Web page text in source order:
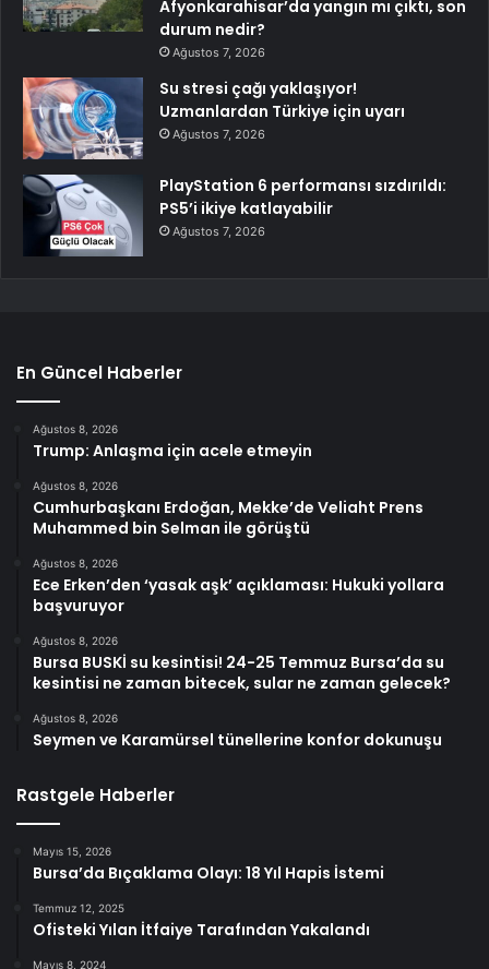
Afyonkarahisar’da yangın mı çıktı, son
durum nedir?
Ağustos 7, 2026
Su stresi çağı yaklaşıyor!
Uzmanlardan Türkiye için uyarı
Ağustos 7, 2026
PlayStation 6 performansı sızdırıldı:
PS5’i ikiye katlayabilir
Ağustos 7, 2026
En Güncel Haberler
Ağustos 8, 2026
Trump: Anlaşma için acele etmeyin
Ağustos 8, 2026
Cumhurbaşkanı Erdoğan, Mekke’de Veliaht Prens
Muhammed bin Selman ile görüştü
Ağustos 8, 2026
Ece Erken’den ‘yasak aşk’ açıklaması: Hukuki yollara
başvuruyor
Ağustos 8, 2026
Bursa BUSKİ su kesintisi! 24-25 Temmuz Bursa’da su
kesintisi ne zaman bitecek, sular ne zaman gelecek?
Ağustos 8, 2026
Seymen ve Karamürsel tünellerine konfor dokunuşu
Rastgele Haberler
Mayıs 15, 2026
Bursa’da Bıçaklama Olayı: 18 Yıl Hapis İstemi
Temmuz 12, 2025
Ofisteki Yılan İtfaiye Tarafından Yakalandı
Mayıs 8, 2024